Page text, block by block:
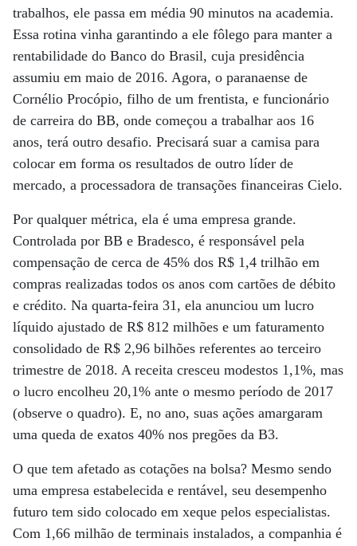
trabalhos, ele passa em média 90 minutos na academia.
Essa rotina vinha garantindo a ele fôlego para manter a
rentabilidade do Banco do Brasil, cuja presidência
assumiu em maio de 2016. Agora, o paranaense de
Cornélio Procópio, filho de um frentista, e funcionário
de carreira do BB, onde começou a trabalhar aos 16
anos, terá outro desafio. Precisará suar a camisa para
colocar em forma os resultados de outro líder de
mercado, a processadora de transações financeiras Cielo.
Por qualquer métrica, ela é uma empresa grande.
Controlada por BB e Bradesco, é responsável pela
compensação de cerca de 45% dos R$ 1,4 trilhão em
compras realizadas todos os anos com cartões de débito
e crédito. Na quarta-feira 31, ela anunciou um lucro
líquido ajustado de R$ 812 milhões e um faturamento
consolidado de R$ 2,96 bilhões referentes ao terceiro
trimestre de 2018. A receita cresceu modestos 1,1%, mas
o lucro encolheu 20,1% ante o mesmo período de 2017
(observe o quadro). E, no ano, suas ações amargaram
uma queda de exatos 40% nos pregões da B3.
O que tem afetado as cotações na bolsa? Mesmo sendo
uma empresa estabelecida e rentável, seu desempenho
futuro tem sido colocado em xeque pelos especialistas.
Com 1,66 milhão de terminais instalados, a companhia é